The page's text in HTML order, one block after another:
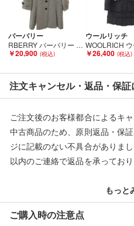
■状態等は画像をご確認・ご参照
こちらの商品はお客様から買
人の手を経た商品です。
■弊社からは、ご落札やご購入い
行なっております。
評価ご不要のお客様は、ご落札
い■
弊社（株式会社オカモト）の商
装サイト』を確認しております
当店とは一切関係がございませ
バーバリー
RBERRY バーバリー レディース ロングコート SIZE 38 アンゴラ60％ ライトグレー Bランク
￥20,900
ウールリッチ
￥26,400
注文キャンセル・返品・保証
ご注文後のお客様都合によるキ
中古商品のため、原則返品・保
ジに記載のない不具合がありま
以内のご連絡で返品を承っており
配送料ともに当社負担で対応いた
※オンラインストアで購入頂い
できません。また、商品の修理
もっと
ご購入時の注意点